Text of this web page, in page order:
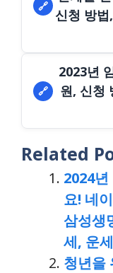
🔗
신청 방
🔗
2023년
원, 신청
Related
2024
요! 네
삼성생
세, 운
청년을